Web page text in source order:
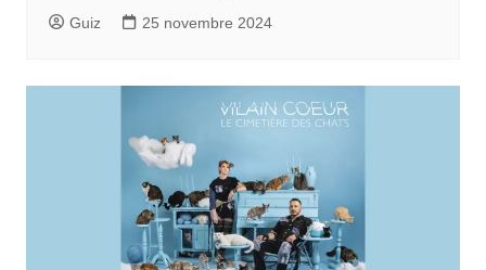
Guiz 25 novembre 2024